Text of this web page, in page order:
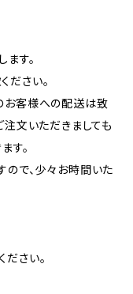
す。
さい。
お客様への配送は致
注文いただきましても
す。
で、少々お時間いた
さい。